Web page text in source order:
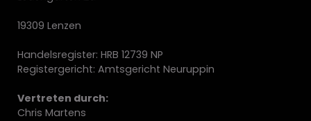
19309 Lenzen
Handelsregister: HRB 12739 NP
Registergericht: Amtsgericht Neuruppin
Vertreten durch:
Chris Martens